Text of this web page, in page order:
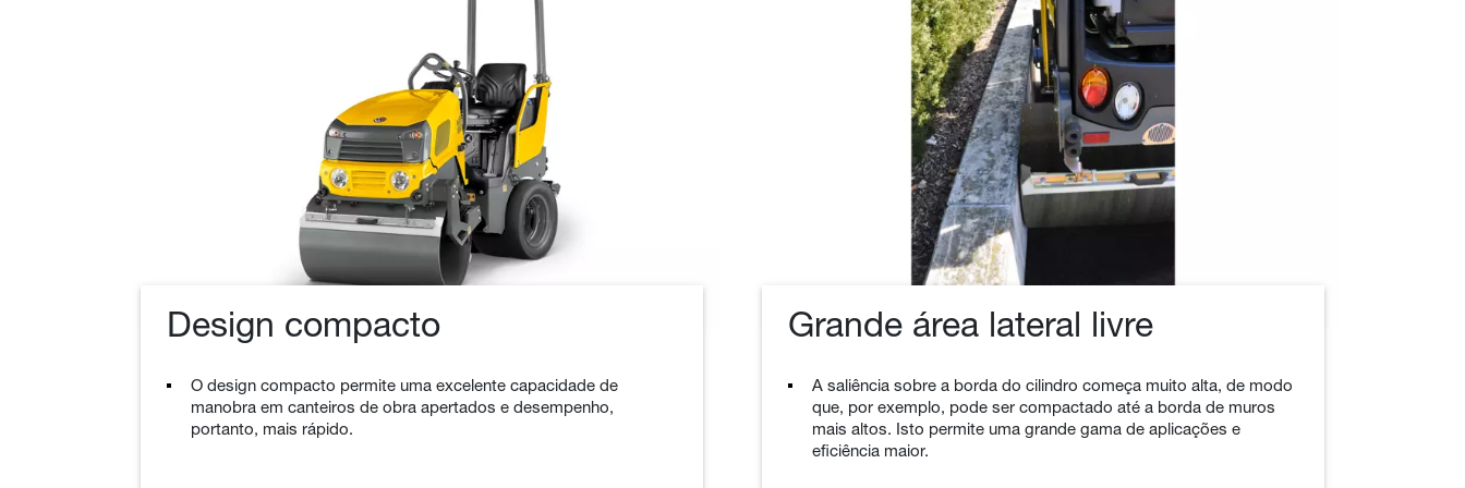
Design compacto
O design compacto permite uma excelente capacidade de
manobra em canteiros de obra apertados e desempenho,
portanto, mais rápido.
Grande área lateral livre
A saliência sobre a borda do cilindro começa muito alta, de modo
que, por exemplo, pode ser compactado até a borda de muros
mais altos. Isto permite uma grande gama de aplicações e
eficiência maior.